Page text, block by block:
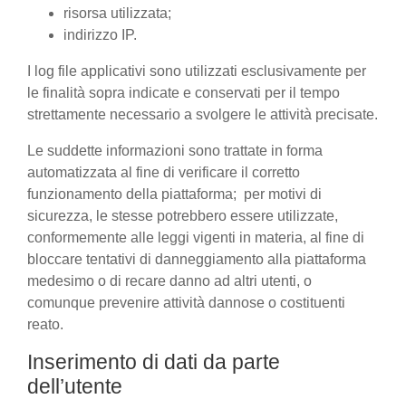
risorsa utilizzata;
indirizzo IP.
I log file applicativi sono utilizzati esclusivamente per
le finalità sopra indicate e conservati per il tempo
strettamente necessario a svolgere le attività precisate.
Le suddette informazioni sono trattate in forma
automatizzata al fine di verificare il corretto
funzionamento della piattaforma; per motivi di
sicurezza, le stesse potrebbero essere utilizzate,
conformemente alle leggi vigenti in materia, al fine di
bloccare tentativi di danneggiamento alla piattaforma
medesimo o di recare danno ad altri utenti, o
comunque prevenire attività dannose o costituenti
reato.
Inserimento di dati da parte
dell’utente